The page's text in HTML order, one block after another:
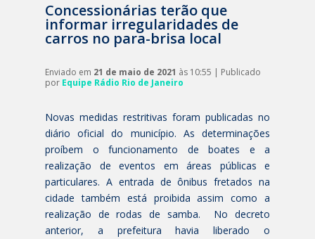
Concessionárias terão que
informar irregularidades de
carros no para-brisa local
Enviado em 21 de maio de 2021 às 10:55 | Publicado
por Equipe Rádio Rio de Janeiro
Novas medidas restritivas foram publicadas no
diário oficial do município. As determinações
proíbem o funcionamento de boates e a
realização de eventos em áreas públicas e
particulares. A entrada de ônibus fretados na
cidade também está proibida assim como a
realização de rodas de samba. No decreto
anterior, a prefeitura havia liberado o